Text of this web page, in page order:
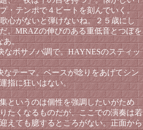
・テンポで４ビートを刻んでいく。
心がないと弾けないね。２５歳にし
。MRAZの伸びのある重低音とつぼを
あ。
なボサノバ調で。HAYNESのスティッ
なテーマ。ベースが唸りをあげてシン
指に狂いはない。
というのは個性を強調したいがため
たくなるものだが、ここでの演奏は若
えても臆するところがない。正面から